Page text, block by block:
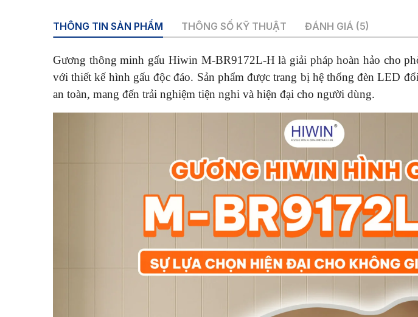
THÔNG TIN SẢN PHẨM THÔNG SỐ KỸ THUẬT ĐÁNH GIÁ (5)
Gương thông minh gấu Hiwin M-BR9172L-H là giải pháp hoàn hảo cho
với thiết kế hình gấu độc đáo. Sản phẩm được trang bị hệ thống đèn LED
an toàn, mang đến trải nghiệm tiện nghi và hiện đại cho người dùng.